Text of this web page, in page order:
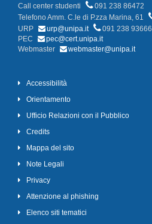
Call center studenti
091 238 86472
Telefono Amm. C.le di P.zza Marina, 61
URP
urp@unipa.it
091 238 93666
PEC
pec@cert.unipa.it
Webmaster
webmaster@unipa.it
Accessibilità
Orientamento
Ufficio Relazioni con il Pubblico
Credits
Mappa del sito
Note Legali
Privacy
Attenzione al phishing
Elenco siti tematici